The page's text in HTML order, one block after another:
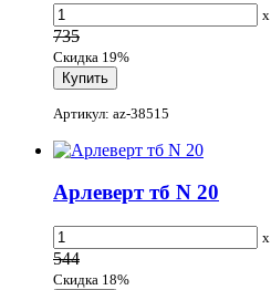
x
735
Скидка 19%
Артикул: az-38515
Арлеверт тб N 20
x
544
Скидка 18%